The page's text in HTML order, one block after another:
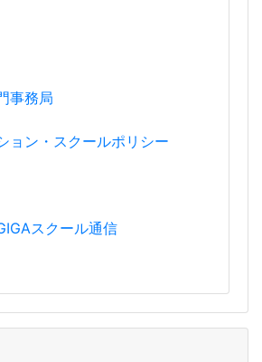
事務局
ョン・スクールポリシー
スクール通信